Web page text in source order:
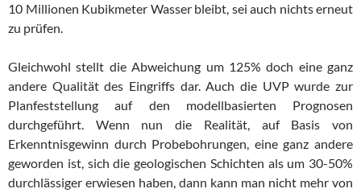
10 Millionen Kubikmeter Wasser bleibt, sei auch nichts erneut
zu prüfen.
Gleichwohl stellt die Abweichung um 125% doch eine ganz
andere Qualität des Eingriffs dar. Auch die UVP wurde zur
Planfeststellung auf den modellbasierten Prognosen
durchgeführt. Wenn nun die Realität, auf Basis von
Erkenntnisgewinn durch Probebohrungen, eine ganz andere
geworden ist, sich die geologischen Schichten als um 30-50%
durchlässiger erwiesen haben, dann kann man nicht mehr von